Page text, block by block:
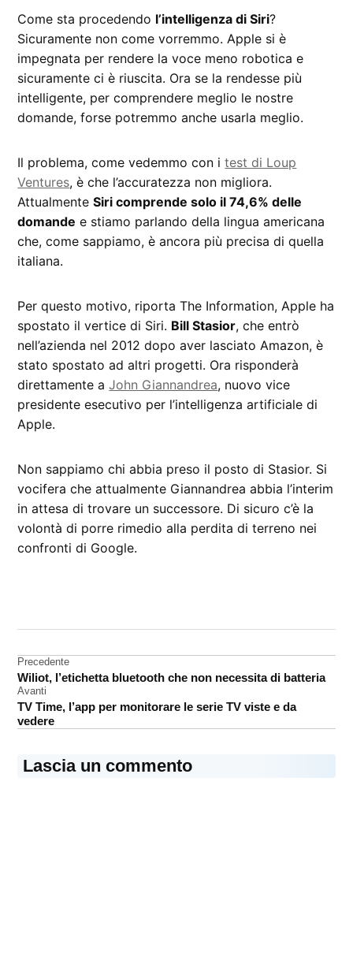
Come sta procedendo l’intelligenza di Siri?
Sicuramente non come vorremmo. Apple si è
impegnata per rendere la voce meno robotica e
sicuramente ci è riuscita. Ora se la rendesse più
intelligente, per comprendere meglio le nostre
domande, forse potremmo anche usarla meglio.
Il problema, come vedemmo con itest di Loup
Ventures, è che l’accuratezza non migliora.
AttualmenteSiri comprende solo il 74,6% delle
domande e stiamo parlando della lingua americana
che, come sappiamo, è ancora più precisa di quella
italiana.
Per questo motivo, riporta The Information, Apple ha
spostato il vertice di Siri. Bill Stasior, che entrò
nell’azienda nel 2012 dopo aver lasciato Amazon, è
stato spostato ad altri progetti. Ora risponderà
direttamente aJohn Giannandrea, nuovo vice
presidente esecutivo per l’intelligenza artificiale di
Apple.
Non sappiamo chi abbia preso il posto di Stasior. Si
vocifera che attualmente Giannandrea abbia l’interim
in attesa di trovare un successore. Di sicuro c’è la
volontà di porre rimedio alla perdita di terreno nei
confronti di Google.
iOS
Navigazione
articoli
Precedente
Wiliot, l’etichetta bluetooth che non necessita di batteria
Avanti
TV Time, l’app per monitorare le serie TV viste e da
vedere
Lascia un commento